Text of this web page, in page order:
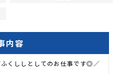
内容
くししとしてのお仕事です◎／